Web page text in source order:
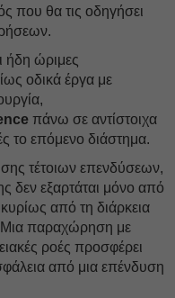
που θα τις οδηγήσει
ήδη ώριμες
οδικά έργα με
πάνω σε αντίστοιχα
το επόμενο διάστημα.
τέτοιων επενδύσεων,
δεν εξαρτάται μόνο από
από τη διάρκεια
παραχώρηση με
ροές προσφέρει
από μια επένδυση